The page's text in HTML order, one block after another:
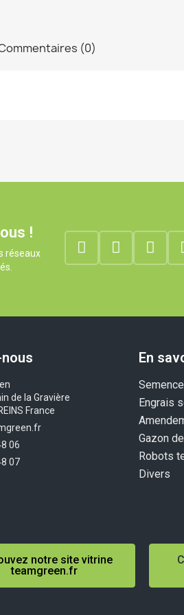
(0)
!
réseaux
de la Gravière
France
06
07
En
Engrais
Gazon
Robots
Divers
notre site vitrine
teamgreen.fr